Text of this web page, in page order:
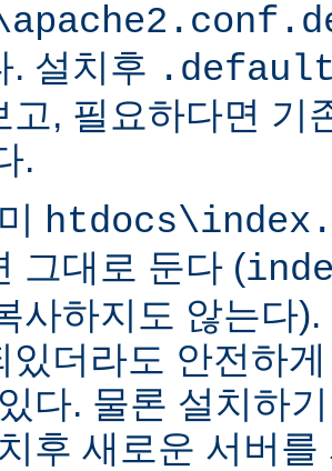
. 설치후
고, 필요하다면 기
.
그대로 둔다 (
사하지도 않는다
있더라도 안전하
다. 물론 설치하
후 새로운 서버